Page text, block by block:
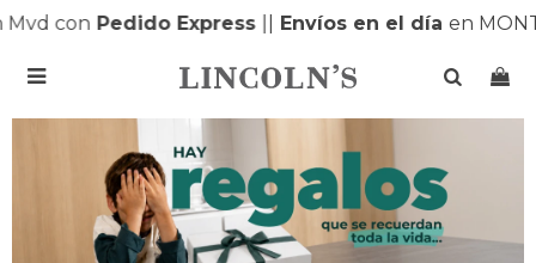
conPedido Express||Envíos en el díaen
